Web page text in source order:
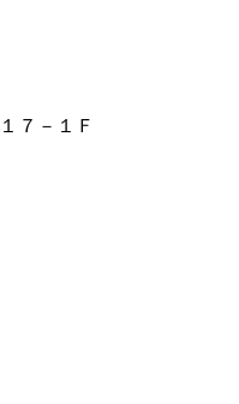
７－１Ｆ